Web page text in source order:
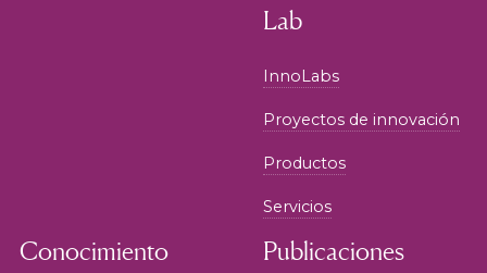
Lab
InnoLabs
Proyectos de innovación
Productos
Servicios
Conocimiento Publicaciones